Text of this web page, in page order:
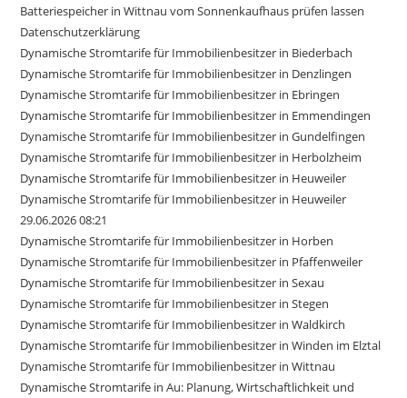
Batteriespeicher in Wittnau vom Sonnenkaufhaus prüfen lassen
Datenschutzerklärung
Dynamische Stromtarife für Immobilienbesitzer in Biederbach
Dynamische Stromtarife für Immobilienbesitzer in Denzlingen
Dynamische Stromtarife für Immobilienbesitzer in Ebringen
Dynamische Stromtarife für Immobilienbesitzer in Emmendingen
Dynamische Stromtarife für Immobilienbesitzer in Gundelfingen
Dynamische Stromtarife für Immobilienbesitzer in Herbolzheim
Dynamische Stromtarife für Immobilienbesitzer in Heuweiler
Dynamische Stromtarife für Immobilienbesitzer in Heuweiler
29.06.2026 08:21
Dynamische Stromtarife für Immobilienbesitzer in Horben
Dynamische Stromtarife für Immobilienbesitzer in Pfaffenweiler
Dynamische Stromtarife für Immobilienbesitzer in Sexau
Dynamische Stromtarife für Immobilienbesitzer in Stegen
Dynamische Stromtarife für Immobilienbesitzer in Waldkirch
Dynamische Stromtarife für Immobilienbesitzer in Winden im Elztal
Dynamische Stromtarife für Immobilienbesitzer in Wittnau
Dynamische Stromtarife in Au: Planung, Wirtschaftlichkeit und